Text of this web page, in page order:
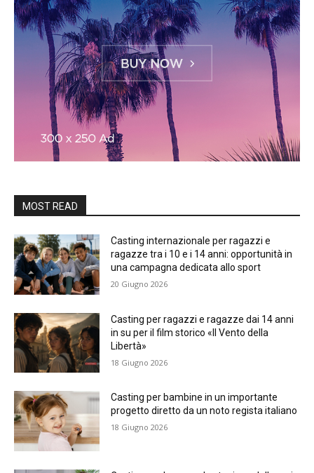
MOST READ
Casting internazionale per ragazzi e
ragazze tra i 10 e i 14 anni: opportunità in
una campagna dedicata allo sport
20 Giugno 2026
Casting per ragazzi e ragazze dai 14 anni
in su per il film storico «Il Vento della
Libertà»
18 Giugno 2026
Casting per bambine in un importante
progetto diretto da un noto regista italiano
18 Giugno 2026